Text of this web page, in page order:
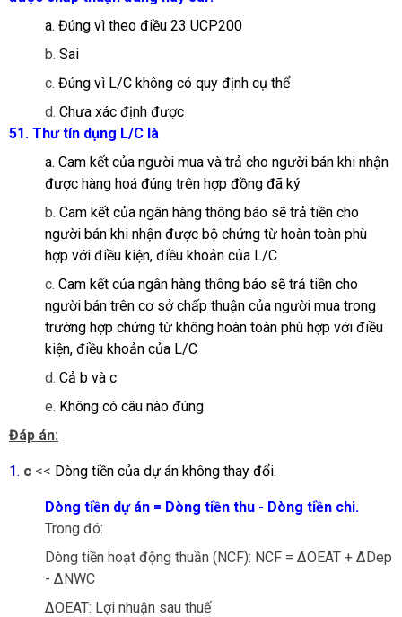
a. Đúng vì theo điều 23 UCP200
b. Sai
c. Đúng vì L/C không có quy định cụ thể
d. Chưa xác định được
51. Thư tín dụng L/C là
a. Cam kết của người mua và trả cho người bán khi nhận
được hàng hoá đúng trên hợp đồng đã ký
b. Cam kết của ngân hàng thông báo sẽ trả tiền cho
người bán khi nhận được bộ chứng từ hoàn toàn phù
hợp với điều kiện, điều khoản của L/C
c. Cam kết của ngân hàng thông báo sẽ trả tiền cho
người bán trên cơ sở chấp thuận của người mua trong
trường hợp chứng từ không hoàn toàn phù hợp với điều
kiện, điều khoản của L/C
d. Cả b và c
e. Không có câu nào đúng
Đáp án:
1. c << Dòng tiền của dự án không thay đổi.
Dòng tiền dự án = Dòng tiền thu - Dòng tiền chi.
Trong đó:
Dòng tiền hoạt động thuần (NCF): NCF = ∆OEAT + ∆Dep
- ∆NWC
∆OEAT: Lợi nhuận sau thuế